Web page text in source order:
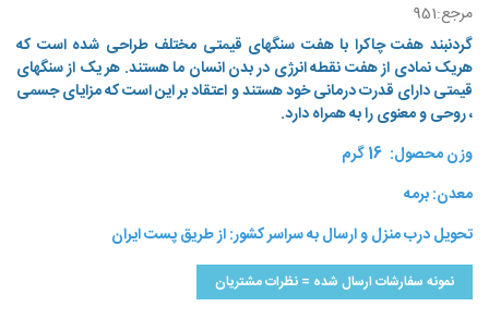
مرجع:951
گردنبند هفت چاکرا با هفت سنگهای قیمتی مختلف طراحی شده است که
هریک نمادی از هفت نقطه انرژی در بدن انسان ما هستند. هر یک از سنگهای
قیمتی دارای قدرت درمانی خود هستند و اعتقاد بر این است که مزایای جسمی
، روحی و معنوی را به همراه دارد.
وزن محصول: 16 گرم
معدن: برمه
تحویل درب منزل و ارسال به سراسر کشور: از طریق پست ایران
نمونه سفارشات ارسال شده = نظرات مشتریان